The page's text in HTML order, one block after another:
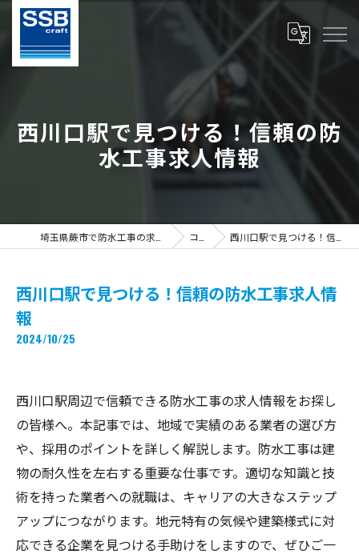
西川口駅で見つける！信頼の防
水工事求人情報
コラム 西川口駅で見つける！信頼の防水工事求人情報
西川口駅で見つける！信頼の防水工事求人情
報
2024/10/25
西川口駅周辺で信頼できる防水工事の求人情報をお探し
の皆様へ。本記事では、地域で実績のある業者の選び方
や、採用のポイントを詳しく解説します。防水工事は建
物の耐久性を左右する重要な仕事です。適切な知識と技
術を持った業者への就職は、キャリアの大きなステップ
アップにつながります。地元特有の気候や建築様式に対
応できる企業を見つける手助けをしますので、ぜひご一